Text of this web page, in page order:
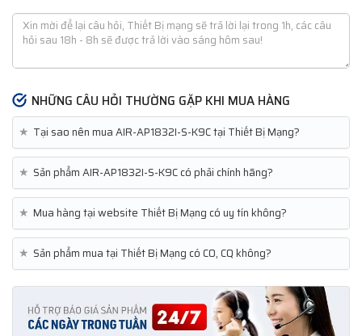
NHỮNG CÂU HỎI THƯỜNG GẶP KHI MUA HÀNG
★ Tại sao nên mua AIR-AP1832I-S-K9C tại Thiết Bị Mạng?
★ Sản phẩm AIR-AP1832I-S-K9C có phải chính hãng?
★ Mua hàng tại website Thiết Bị Mạng có uy tín không?
★ Sản phẩm mua tại Thiết Bị Mạng có CO, CQ không?